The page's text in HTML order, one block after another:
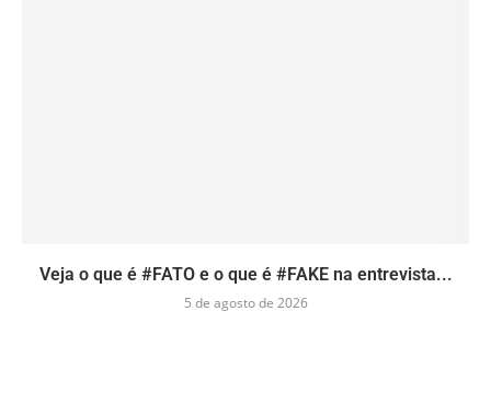
Veja o que é #FATO e o que é #FAKE na entrevista...
5 de agosto de 2026